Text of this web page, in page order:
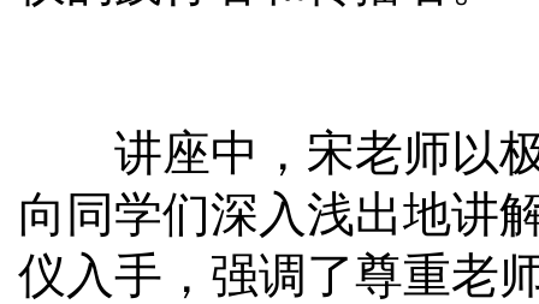
讲座中，宋老师以极
向同学们深入浅出地讲
仪入手，强调了尊重老